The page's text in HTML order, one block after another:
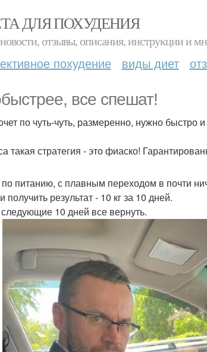
ДЛЯ ПОХУДЕНИЯ
отзывы, описания, инструкции и
похудение виды диет
все спешат!
по чуть-чуть, размеренно, нужно быстро
такая стратегия - это фиаско!
по питанию, с плавным переходом в почти
получить результат - 10 кг за 10 дней.
10 дней все вернуть.